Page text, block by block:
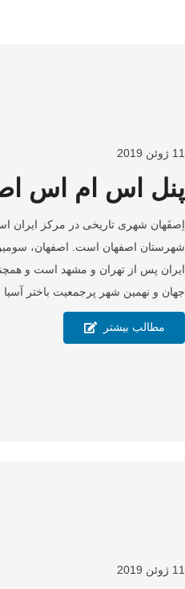
11 ژوئن 2019
پنل اس ام اس
اِصفَهان شهری تاریخی در مرکز ایران
شهرستان اصفهان است. اصفهان،
ایران پس از تهران و مشهد است و
جهان و نهمین شهر پرجمعیت باختر آسیا
مطالب بیشتر
11 ژوئن 2019